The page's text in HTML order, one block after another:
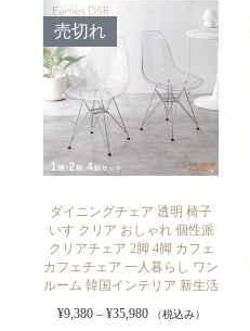
売切れ
ダイニングチェア 透明 椅子
いす クリア おしゃれ 個性派
クリアチェア 2脚 4脚 カフェ
カフェチェア 一人暮らし ワン
ルーム 韓国インテリア 新生活
¥9,380 – ¥35,980 （税込み）